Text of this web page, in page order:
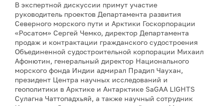
В экспертной дискуссии примут участие
руководитель проектов Департамента развития
Северного морского пути и Арктики Госкорпорации
«Росатом» Сергей Чемко, директор Департамента
продаж и контрактации гражданского судостроения
Объединенной судостроительной корпорации Михаил
Афонютин, генеральный директор Национального
морского фонда Индии адмирал Прадип Чаухан,
президент Центра научных исследований и
геополитики в Арктике и Антарктике SaGAA LIGHTS
Сулагна Чаттопадхьяй, а также научный сотрудник